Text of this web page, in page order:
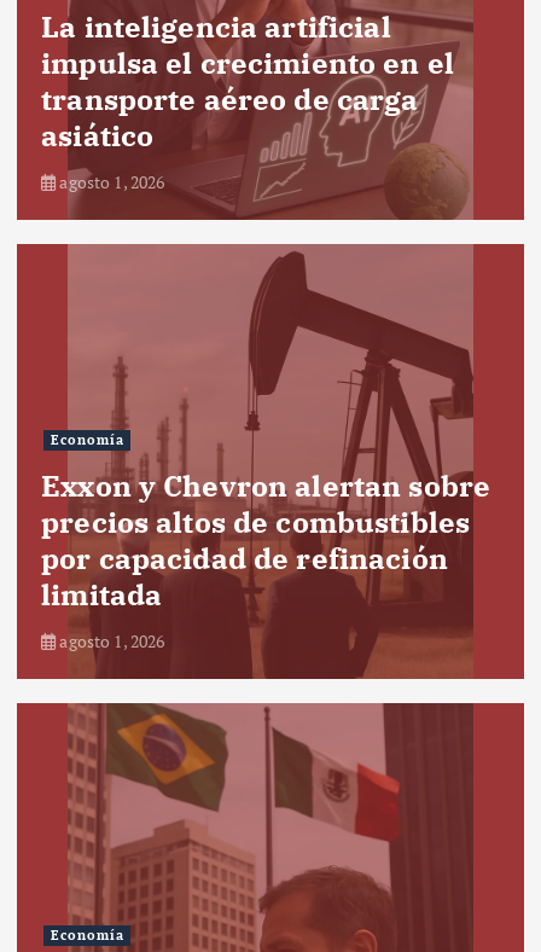
La inteligencia artificial
impulsa el crecimiento en el
transporte aéreo de carga
asiático
agosto 1, 2026
Economía
Exxon y Chevron alertan sobre
precios altos de combustibles
por capacidad de refinación
limitada
agosto 1, 2026
Economía